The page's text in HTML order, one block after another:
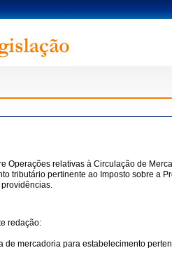
Operações relativas à Circulação de
tributário pertinente ao Imposto sobre a
redação:
mercadoria para estabelecimento